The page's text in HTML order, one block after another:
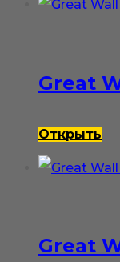
Great
Открыть
Great